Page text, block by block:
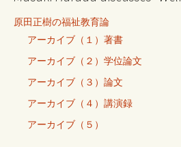
原田正樹の福祉教育論
アーカイブ（１）著書
アーカイブ（２）学位論文
アーカイブ（３）論文
アーカイブ（４）講演録
アーカイブ（５）